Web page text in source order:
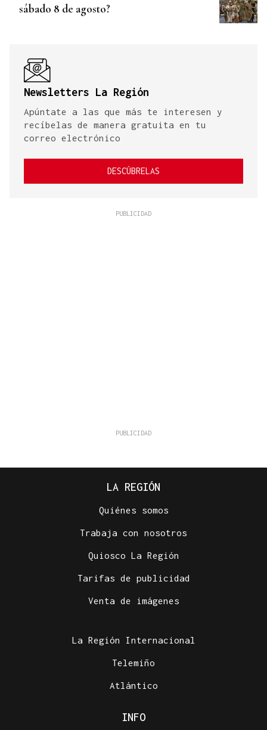
sábado 8 de agosto?
Newsletters La Región
Apúntate a las que más te interesen y
recíbelas de manera gratuita en tu
correo electrónico
DESCÚBRELAS
LA REGIÓN
Quiénes somos
Trabaja con nosotros
Quiosco La Región
Tarifas de publicidad
Venta de imágenes
La Región Internacional
Telemiño
Atlántico
INFO